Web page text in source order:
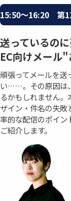
15:50〜16:20 第
送っているのに
EC向けメール
頑張ってメールを送
い……。その原因は
るかもしれません
ザイン・件名の失敗
率的な配信のポイン
ご紹介します。